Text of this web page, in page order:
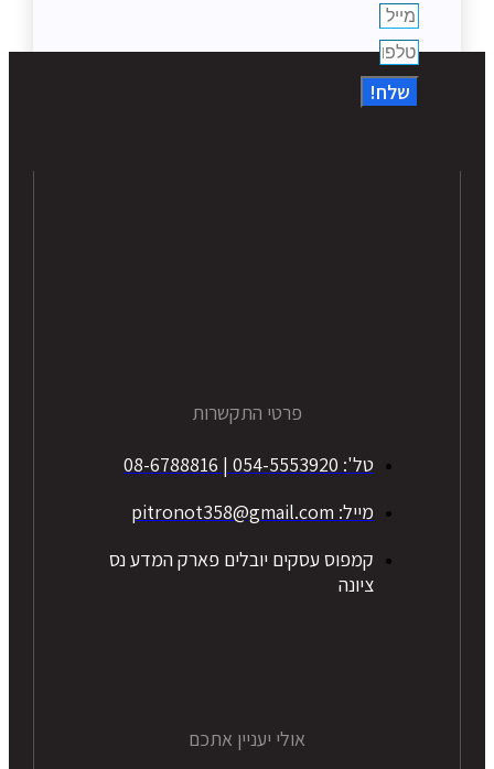
שלח!
פרטי התקשרות
טל': 054-5553920 | 08-6788816
מייל: pitronot358@gmail.com
קמפוס עסקים יובלים פארק המדע נס
ציונה
אולי יעניין אתכם